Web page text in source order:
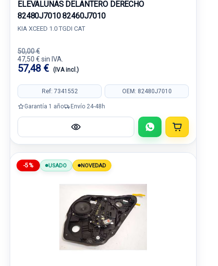
ELEVALUNAS DELANTERO DERECHO
82480J7010 82460J7010
KIA XCEED 1.0 TGDI CAT
50,00 €
47,50 € sin IVA.
57,48 € (IVA incl.)
Ref: 7341552 OEM: 82480J7010
Garantía 1 año Envío 24-48h
-5% USADO NOVEDAD